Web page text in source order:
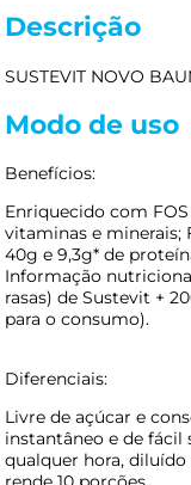
Descrição
SUSTEVIT NOVO
Modo de uso
Benefícios:
Enriquecido com
vitaminas e minerais;
40g e 9,3g* de
Informação
rasas) de Sustevit +
para o consumo).
Diferenciais:
Livre de açúcar e
instantâneo e de fácil
qualquer hora,